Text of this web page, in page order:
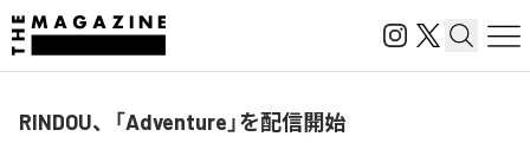
RINDOU、「Adventure」を配信開始